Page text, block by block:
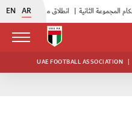
EN AR انطلاق منافسات بطولة النخبة لحرس الرئاسة |
UAE FOOTBALL ASSOCIATION |